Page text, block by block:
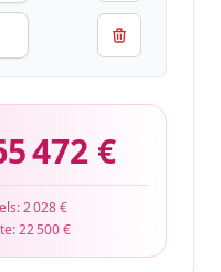
472 €
2 028 €
22 500 €